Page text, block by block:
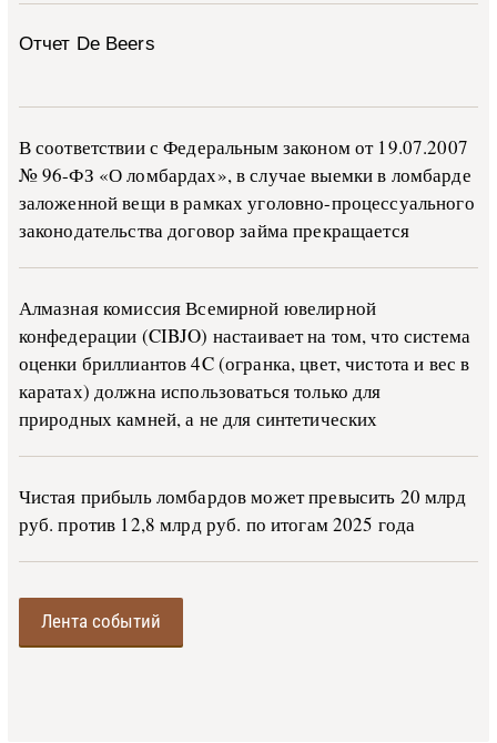
Отчет De Beers
В со­о­т­вет­ствии с Фе­де­раль­ным за­ко­ном от 19.07.2007
№ 96-ФЗ «О ло­м­бар­дах», в слу­чае вы­е­м­ки в ло­м­бар­де
за­ло­жен­ной ве­щи в ра­м­ках уго­ло­в­но-­про­цес­су­аль­но­го
за­ко­но­да­тель­ства до­го­вор зай­ма пре­кра­ща­ет­ся
Алмазная комиссия Всемирной ювелирной
конфедерации (CIBJO) настаивает на том, что система
оценки бриллиантов 4C (огранка, цвет, чистота и вес в
каратах) должна использоваться только для
природных камней, а не для синтетических
Чистая прибыль ломбардов может превысить 20 млрд
руб. против 12,8 млрд руб. по итогам 2025 года
Лента событий